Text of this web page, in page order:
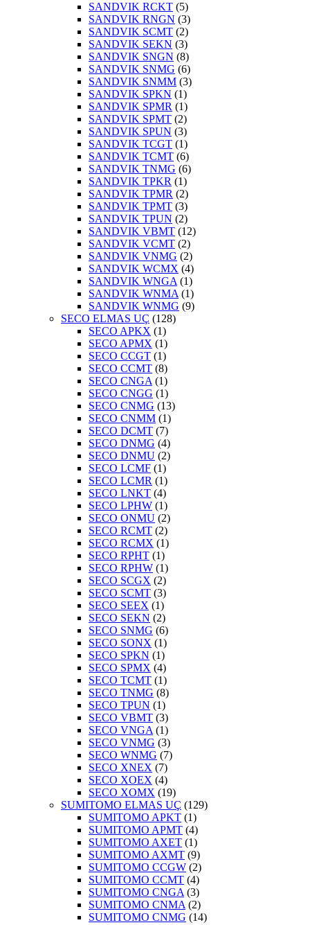
SANDVIK RCKT (5)
SANDVIK RNGN (3)
SANDVIK SCMT (2)
SANDVIK SEKN (3)
SANDVIK SNGN (8)
SANDVIK SNMG (6)
SANDVIK SNMM (3)
SANDVIK SPKN (1)
SANDVIK SPMR (1)
SANDVIK SPMT (2)
SANDVIK SPUN (3)
SANDVIK TCGT (1)
SANDVIK TCMT (6)
SANDVIK TNMG (6)
SANDVIK TPKR (1)
SANDVIK TPMR (2)
SANDVIK TPMT (3)
SANDVIK TPUN (2)
SANDVIK VBMT (12)
SANDVIK VCMT (2)
SANDVIK VNMG (2)
SANDVIK WCMX (4)
SANDVIK WNGA (1)
SANDVIK WNMA (1)
SANDVIK WNMG (9)
SECO ELMAS UÇ (128)
SECO APKX (1)
SECO APMX (1)
SECO CCGT (1)
SECO CCMT (8)
SECO CNGA (1)
SECO CNGG (1)
SECO CNMG (13)
SECO CNMM (1)
SECO DCMT (7)
SECO DNMG (4)
SECO DNMU (2)
SECO LCMF (1)
SECO LCMR (1)
SECO LNKT (4)
SECO LPHW (1)
SECO ONMU (2)
SECO RCMT (2)
SECO RCMX (1)
SECO RPHT (1)
SECO RPHW (1)
SECO SCGX (2)
SECO SCMT (3)
SECO SEEX (1)
SECO SEKN (2)
SECO SNMG (6)
SECO SONX (1)
SECO SPKN (1)
SECO SPMX (4)
SECO TCMT (1)
SECO TNMG (8)
SECO TPUN (1)
SECO VBMT (3)
SECO VNGA (1)
SECO VNMG (3)
SECO WNMG (7)
SECO XNEX (7)
SECO XOEX (4)
SECO XOMX (19)
SUMITOMO ELMAS UÇ (129)
SUMITOMO APKT (1)
SUMITOMO APMT (4)
SUMITOMO AXET (1)
SUMITOMO AXMT (9)
SUMITOMO CCGW (2)
SUMITOMO CCMT (4)
SUMITOMO CNGA (3)
SUMITOMO CNMA (2)
SUMITOMO CNMG (14)